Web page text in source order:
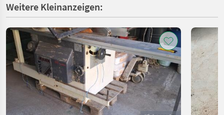
Weitere Kleinanzeigen: